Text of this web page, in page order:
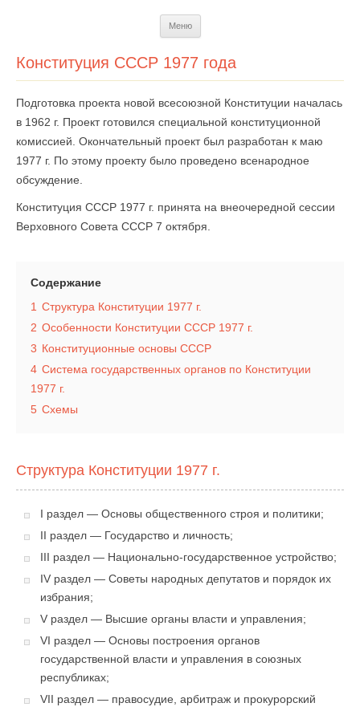
Меню
Конституция СССР 1977 года
Подготовка проекта новой всесоюзной Конституции началась
в 1962 г. Проект готовился специальной конституционной
комиссией. Окончательный проект был разработан к маю
1977 г. По этому проекту было проведено всенародное
обсуждение.
Конституция СССР 1977 г. принята на внеочередной сессии
Верховного Совета СССР 7 октября.
Содержание
1 Структура Конституции 1977 г.
2 Особенности Конституции СССР 1977 г.
3 Конституционные основы СССР
4 Система государственных органов по Конституции
1977 г.
5 Схемы
Структура Конституции 1977 г.
I раздел — Основы общественного строя и политики;
II раздел — Государство и личность;
III раздел — Национально-государственное устройство;
IV раздел — Советы народных депутатов и порядок их
избрания;
V раздел — Высшие органы власти и управления;
VI раздел — Основы построения органов
государственной власти и управления в союзных
республиках;
VII раздел — правосудие, арбитраж и прокурорский